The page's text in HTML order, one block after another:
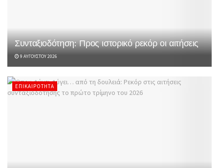
Συνταξιοδότηση: Προς ιστορικό ρεκόρ οι αιτήσεις
9 ΑΥΓΟΎΣΤΟΥ 2026
ΕΠΙΚΑΙΡΌΤΗΤΑ